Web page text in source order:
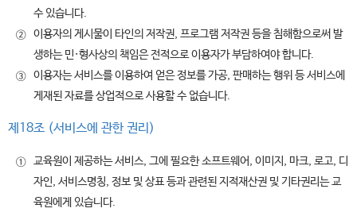
수 있습니다.
②
이용자의 게시물이 타인의 저작권, 프로그램 저작권 등을 침해함으로써 발
생하는 민·형사상의 책임은 전적으로 이용자가 부담하여야 합니다.
③
이용자는 서비스를 이용하여 얻은 정보를 가공, 판매하는 행위 등 서비스에
게재된 자료를 상업적으로 사용할 수 없습니다.
제18조 (서비스에 관한 권리)
①
교육원이 제공하는 서비스, 그에 필요한 소프트웨어, 이미지, 마크, 로고, 디
자인, 서비스명칭, 정보 및 상표 등과 관련된 지적재산권 및 기타권리는 교
육원에게 있습니다.